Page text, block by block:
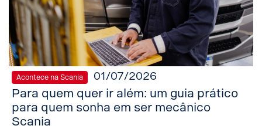
Acontece na Scania 01/07/2026
Para quem quer ir além: um guia prático
para quem sonha em ser mecânico
Scania